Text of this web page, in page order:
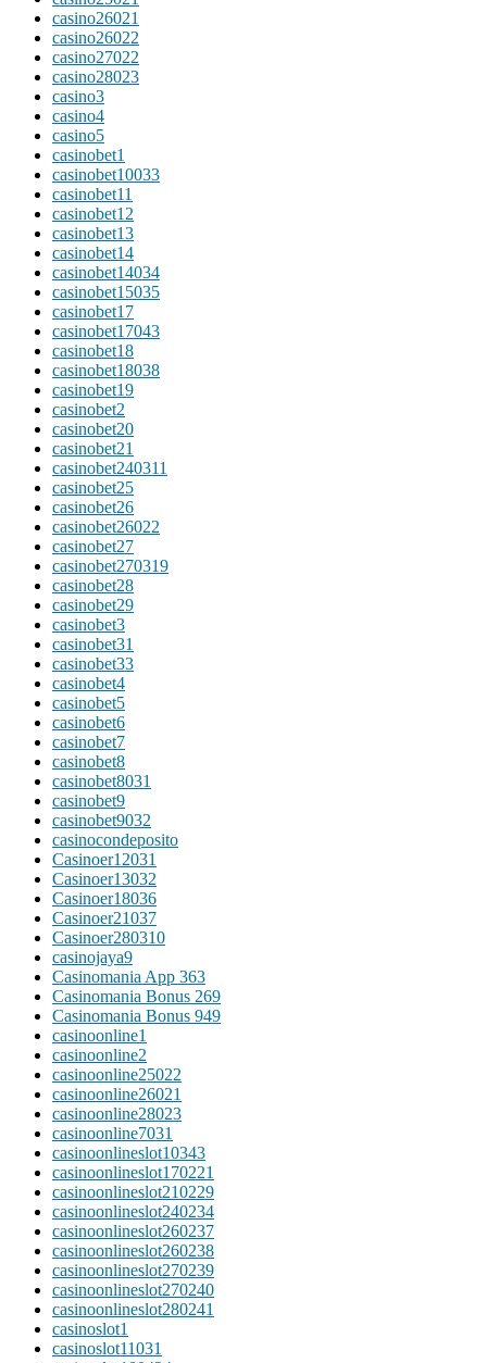
casino26021
casino26022
casino27022
casino28023
casino3
casino4
casino5
casinobet1
casinobet10033
casinobet11
casinobet12
casinobet13
casinobet14
casinobet14034
casinobet15035
casinobet17
casinobet17043
casinobet18
casinobet18038
casinobet19
casinobet2
casinobet20
casinobet21
casinobet240311
casinobet25
casinobet26
casinobet26022
casinobet27
casinobet270319
casinobet28
casinobet29
casinobet3
casinobet31
casinobet33
casinobet4
casinobet5
casinobet6
casinobet7
casinobet8
casinobet8031
casinobet9
casinobet9032
casinocondeposito
Casinoer12031
Casinoer13032
Casinoer18036
Casinoer21037
Casinoer280310
casinojaya9
Casinomania App 363
Casinomania Bonus 269
Casinomania Bonus 949
casinoonline1
casinoonline2
casinoonline25022
casinoonline26021
casinoonline28023
casinoonline7031
casinoonlineslot10343
casinoonlineslot170221
casinoonlineslot210229
casinoonlineslot240234
casinoonlineslot260237
casinoonlineslot260238
casinoonlineslot270239
casinoonlineslot270240
casinoonlineslot280241
casinoslot1
casinoslot11031